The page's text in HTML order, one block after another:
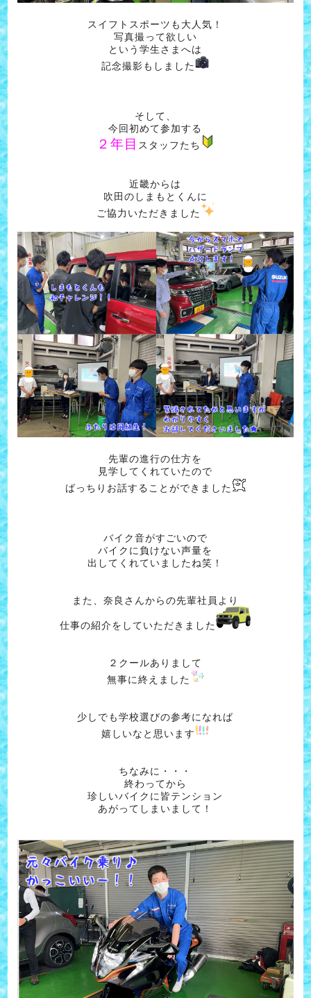
スイフトスポーツも大人気！
写真撮って欲しい
という学生さまへは
記念撮影もしました
そして、
今回初めて参加する
２年目 スタッフたち
近畿からは
吹田のしまもとくんに
ご協力いただきました
先輩の進行の仕方を
見学してくれていたので
ばっちりお話することができました
バイク音がすごいので
バイクに負けない声量を
出してくれていましたね笑！
また、奈良さんからの先輩社員より
仕事の紹介をしていただきました
２クールありまして
無事に終えました
少しでも学校選びの参考になれば
嬉しいなと思います
ちなみに・・・
終わってから
珍しいバイクに皆テンション
あがってしまいまして！